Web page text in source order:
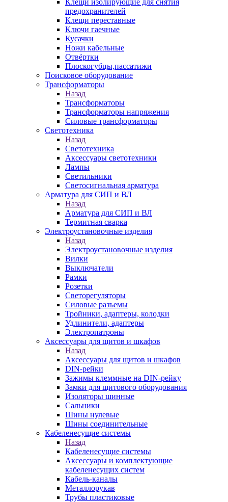
Клещи изолирующие для снятия
предохранителей
Клещи переставные
Ключи гаечные
Кусачки
Ножи кабельные
Отвёртки
Плоскогубцы,пассатижи
Поисковое оборудование
Трансформаторы
Назад
Трансформаторы
Трансформаторы напряжения
Силовые трансформаторы
Светотехника
Назад
Светотехника
Аксессуары светотехники
Лампы
Светильники
Светосигнальная арматура
Арматура для СИП и ВЛ
Назад
Арматура для СИП и ВЛ
Термитная сварка
Электроустановочные изделия
Назад
Электроустановочные изделия
Вилки
Выключатели
Рамки
Розетки
Светорегуляторы
Силовые разъемы
Тройники, адаптеры, колодки
Удлинители, адаптеры
Электропатроны
Аксессуары для щитов и шкафов
Назад
Аксессуары для щитов и шкафов
DIN-рейки
Зажимы клеммные на DIN-рейку
Замки для щитового оборудования
Изоляторы шинные
Сальники
Шины нулевые
Шины соединительные
Кабеленесущие системы
Назад
Кабеленесущие системы
Аксессуары и комплектующие
кабеленесущих систем
Кабель-каналы
Металлорукав
Трубы пластиковые